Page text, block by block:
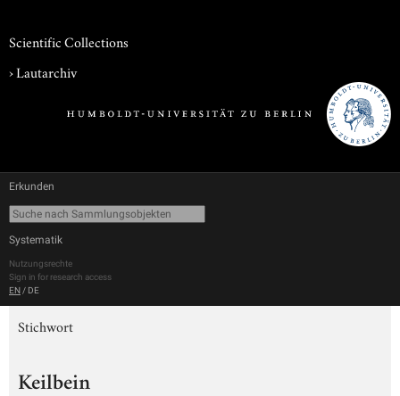
Scientific Collections
›Lautarchiv
Erkunden
Systematik
Nutzungsrechte
Sign in for research access
EN / DE
Stichwort
Keilbein